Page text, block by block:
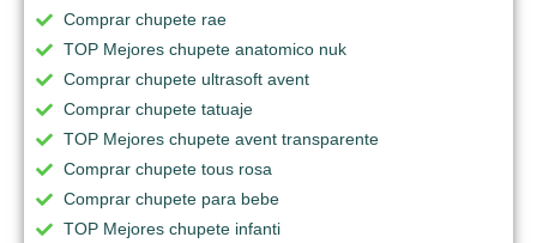
Comprar chupete rae
TOP Mejores chupete anatomico nuk
Comprar chupete ultrasoft avent
Comprar chupete tatuaje
TOP Mejores chupete avent transparente
Comprar chupete tous rosa
Comprar chupete para bebe
TOP Mejores chupete infanti